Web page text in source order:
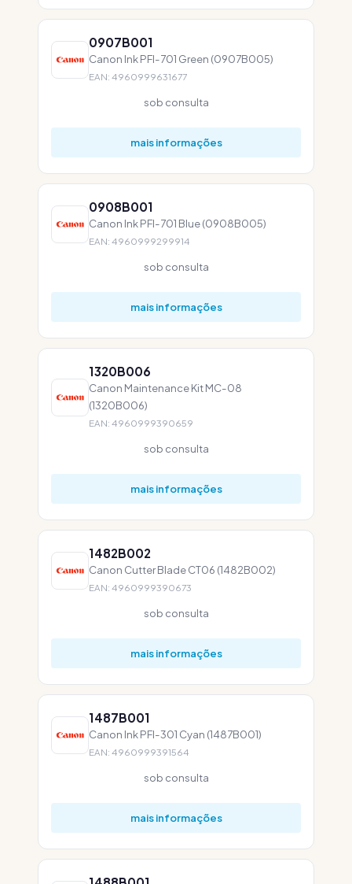
0907B001
Canon Ink PFI-701 Green (0907B005)
EAN: 4960999631677
sob consulta
mais informações
0908B001
Canon Ink PFI-701 Blue (0908B005)
EAN: 4960999299914
sob consulta
mais informações
1320B006
Canon Maintenance Kit MC-08
(1320B006)
EAN: 4960999390659
sob consulta
mais informações
1482B002
Canon Cutter Blade CT06 (1482B002)
EAN: 4960999390673
sob consulta
mais informações
1487B001
Canon Ink PFI-301 Cyan (1487B001)
EAN: 4960999391564
sob consulta
mais informações